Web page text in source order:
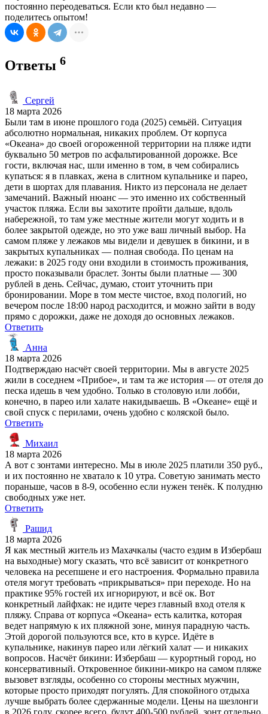
постоянно переодеваться. Если кто был недавно —
поделитесь опытом!
Ответы 6
Сергей
18 марта 2026
Были там в июне прошлого года (2025) семьёй. Ситуация
абсолютно нормальная, никаких проблем. От корпуса
«Океана» до своей огороженной территории на пляже идти
буквально 50 метров по асфальтированной дорожке. Все
гости, включая нас, шли именно в том, в чем собирались
купаться: я в плавках, жена в слитном купальнике и парео,
дети в шортах для плавания. Никто из персонала не делает
замечаний. Важный нюанс — это именно их собственный
участок пляжа. Если вы захотите пройти дальше, вдоль
набережной, то там уже местные жители могут ходить и в
более закрытой одежде, но это уже ваш личный выбор. На
самом пляже у лежаков мы видели и девушек в бикини, и в
закрытых купальниках — полная свобода. По ценам на
лежаки: в 2025 году они входили в стоимость проживания,
просто показывали браслет. Зонты были платные — 300
рублей в день. Сейчас, думаю, стоит уточнить при
бронировании. Море в том месте чистое, вход пологий, но
вечером после 18:00 народ расходится, и можно зайти в воду
прямо с дорожки, даже не доходя до основных лежаков.
Ответить
Анна
18 марта 2026
Подтверждаю насчёт своей территории. Мы в августе 2025
жили в соседнем «Прибое», и там та же история — от отеля до
песка идешь в чем удобно. Только в столовую или лобби,
конечно, в парео или халате накидываешь. В «Океане» ещё и
свой спуск с перилами, очень удобно с коляской было.
Ответить
Михаил
18 марта 2026
А вот с зонтами интересно. Мы в июле 2025 платили 350 руб.,
и их постоянно не хватало к 10 утра. Советую занимать место
пораньше, часов в 8-9, особенно если нужен тенёк. К полудню
свободных уже нет.
Ответить
Рашид
18 марта 2026
Я как местный житель из Махачкалы (часто ездим в Избербаш
на выходные) могу сказать, что всё зависит от конкретного
человека на ресепшене и его настроения. Формально правила
отеля могут требовать «прикрываться» при переходе. Но на
практике 95% гостей их игнорируют, и всё ок. Вот
конкретный лайфхак: не идите через главный вход отеля к
пляжу. Справа от корпуса «Океана» есть калитка, которая
ведет напрямую к их пляжной зоне, минуя парадную часть.
Этой дорогой пользуются все, кто в курсе. Идёте в
купальнике, накинув парео или лёгкий халат — и никаких
вопросов. Насчёт бикини: Избербаш — курортный город, но
консервативный. Откровенное бикини-микро на самом пляже
вызовет взгляды, особенно со стороны местных мужчин,
которые просто приходят погулять. Для спокойного отдыха
лучше выбрать более сдержанные модели. Цены на шезлонги
в 2026 году, скорее всего, будут 400-500 рублей, зонт отдельно.